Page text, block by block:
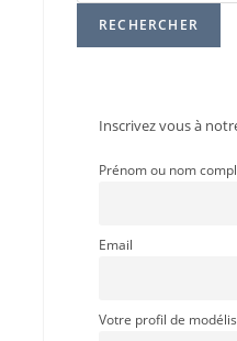
RECHERCHER
Inscrivez vous à
Prénom ou nom
Email
Votre profil de